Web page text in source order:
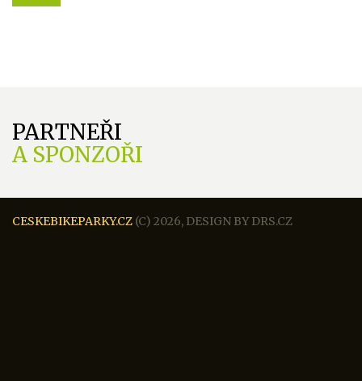
PARTNEŘI
A SPONZOŘI
CESKEBIKEPARKY.CZ (C) 2026, DESIGN BYDRS.CZ